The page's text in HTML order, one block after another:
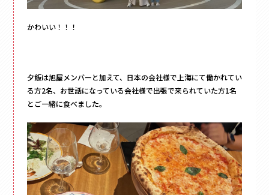
かわいい！！！
夕飯は旭屋メンバーと加えて、日本の会社様で上海にて働かれてい
る方2名、お世話になっている会社様で出張で来られていた方1名
とご一緒に食べました。